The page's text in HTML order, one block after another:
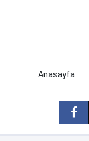
Anasayfa